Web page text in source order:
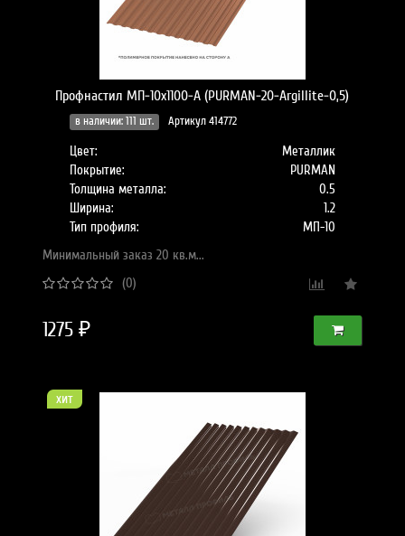
Профнастил МП-10x1100-A (PURMAN-20-Argillite-0,5)
в наличии: 111 шт. Артикул 414772
Цвет:
Металлик
Покрытие:
PURMAN
Толщина металла:
0.5
Ширина:
1.2
Тип профиля:
МП-10
Минимальный заказ 20 кв.м...
(0)
1275 ₽
хит